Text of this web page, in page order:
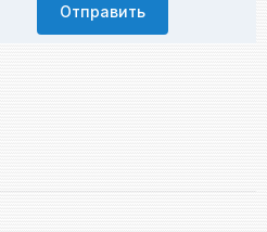
Отправить